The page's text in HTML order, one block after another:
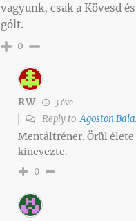
vagyunk, csak a Kövesd
gólt.
0
RW 3 éve
Reply toAgoston
Mentáltréner. Örül élete
kinevezte.
0